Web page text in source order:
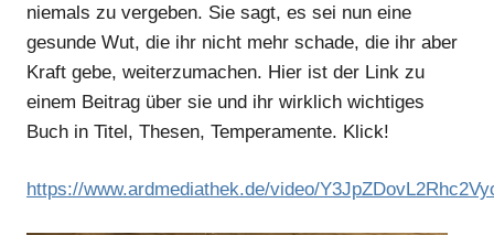
niemals zu vergeben. Sie sagt, es sei nun eine
gesunde Wut, die ihr nicht mehr schade, die ihr aber
Kraft gebe, weiterzumachen. Hier ist der Link zu
einem Beitrag über sie und ihr wirklich wichtiges
Buch in Titel, Thesen, Temperamente. Klick!
https://www.ardmediathek.de/video/